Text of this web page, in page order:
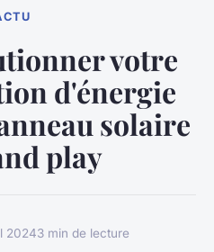
votre
d'énergie
solaire
play
20243 min de lecture